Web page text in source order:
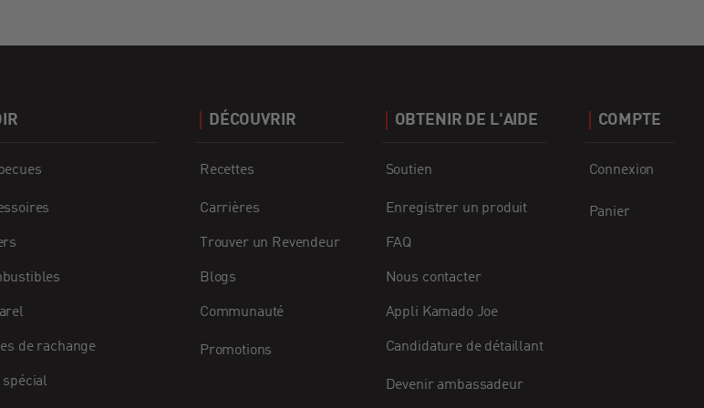
de rachange
DÉCOUVRIR
Recettes
Carrières
Trouver un Revendeur
Blogs
Communauté
Promotions
OBTENIR DE L'AIDE
Soutien
Enregistrer un produit
FAQ
Nous contacter
Appli Kamado Joe
Candidature de détaillant
Devenir ambassadeur
COMPTE
Connexion
Panier